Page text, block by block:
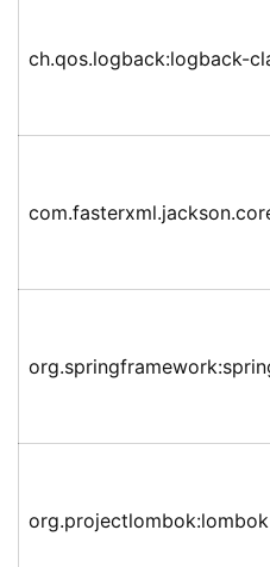
ch.qos.logback:logback-
org.projectlombok:lombok